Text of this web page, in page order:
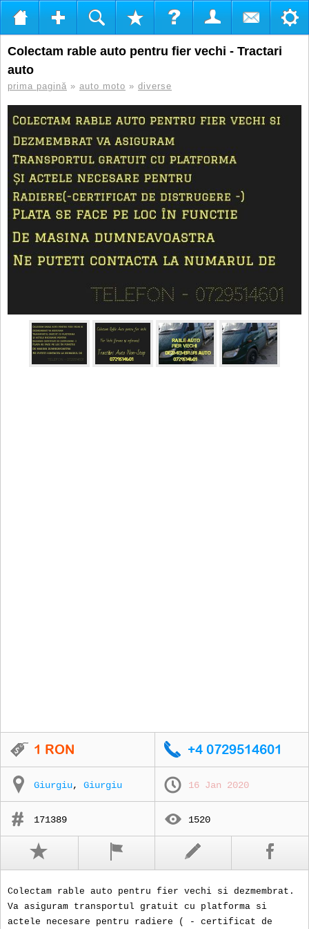
Colectam rable auto pentru fier vechi - Tractari
auto
prima pagină » auto moto » diverse
Giurgiu, Giurgiu 16 Jan 2020
171389 1520
Colectam rable auto pentru fier vechi si dezmembrat.
Va asiguram transportul gratuit cu platforma si
actele necesare pentru radiere ( - certificat de